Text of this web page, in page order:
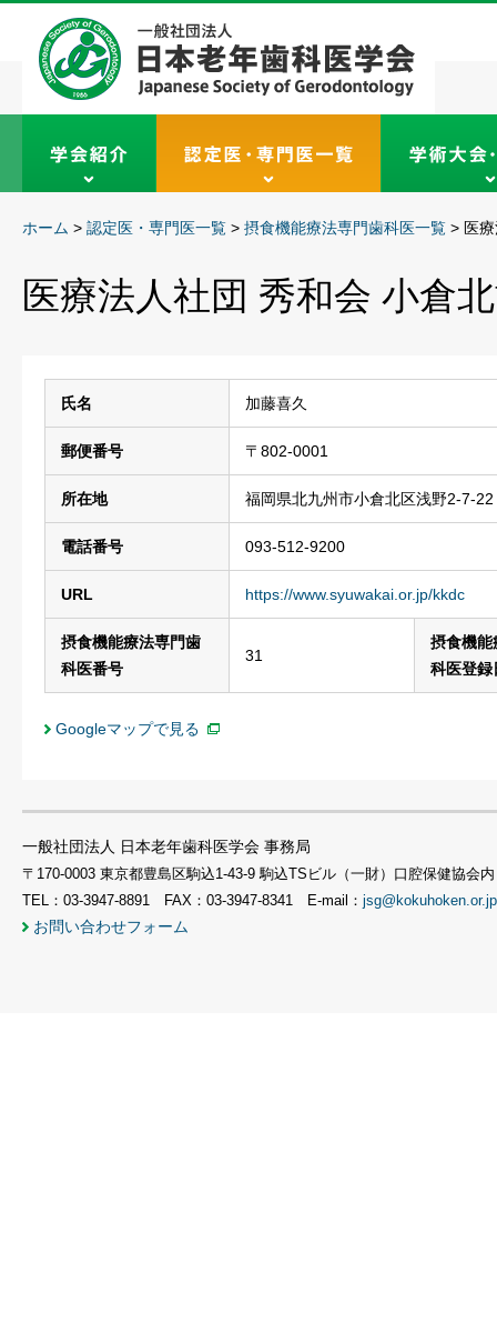
ホーム > 認定医・専門医一覧 > 摂食機能療法専門歯科医一覧 > 医
医療法人社団 秀和会 小倉
氏名 加藤喜久
郵便番号 〒802-0001
所在地 福岡県北九州市小倉北区浅野2-7-
電話番号 093-512-9200
URL https://www.syuwakai.or.jp/kkdc
摂食機能療法専門歯
科医番号
31
摂食機能
科医登録
Googleマップで見る
一般社団法人 日本老年歯科医学会 事務局
〒170-0003 東京都豊島区駒込1-43-9 駒込TSビル（一財）口腔保健協会内
TEL：03-3947-8891 FAX：03-3947-8341 E-mail： jsg@kokuhoken.or.jp
お問い合わせフォーム